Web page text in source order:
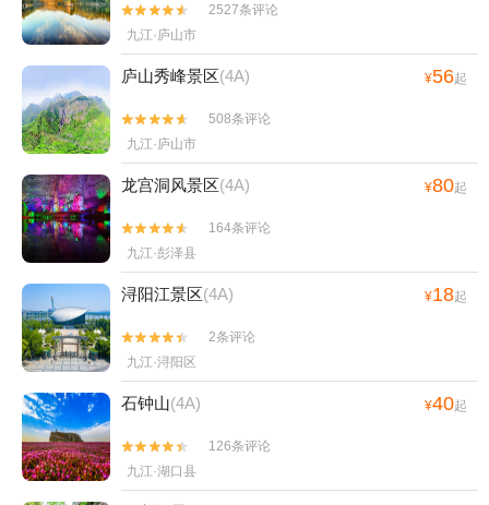


2527条评论
九江·庐山市
庐山秀峰景区(4A) ¥56起


508条评论
九江·庐山市
龙宫洞风景区(4A) ¥80起


164条评论
九江·彭泽县
浔阳江景区(4A) ¥18起


2条评论
九江·浔阳区
石钟山(4A) ¥40起


126条评论
九江·湖口县